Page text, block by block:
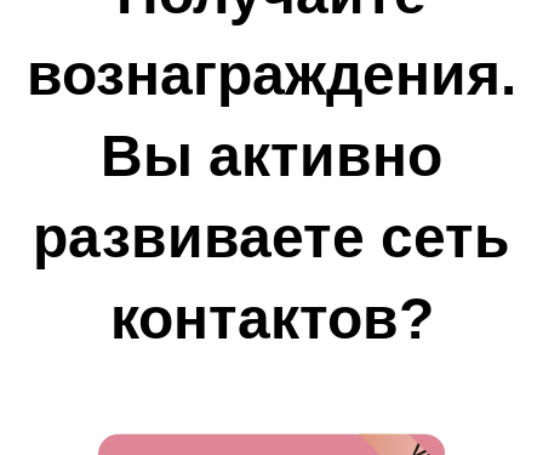
вознаграждения.
Вы активно
развиваете сеть
контактов?